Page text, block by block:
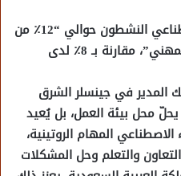
ويخصص مستخدمو الذكاء الاصطناعي النشطون حوالي “12٪ من
أسبوع عملهم للتعلم والتطوير المهني”، مقارنة بـ 8٪ لدى
المدير في جينسلر الشرق
محل بيئة العمل، بل يُعيد
المهام الروتينية،
والتعلم وحل المشكلات